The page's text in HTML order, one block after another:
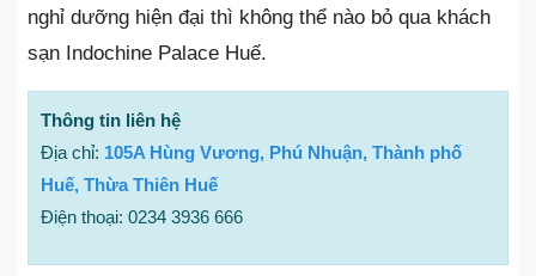
nghỉ dưỡng hiện đại thì không thể nào bỏ qua khách
sạn Indochine Palace Huế.
Thông tin liên hệ
Địa chỉ: 105A Hùng Vương, Phú Nhuận, Thành phố
Huế, Thừa Thiên Huế
Điện thoại: 0234 3936 666